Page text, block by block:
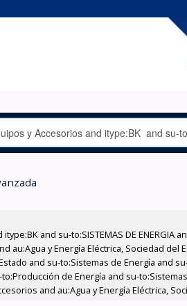
and su-to:SISTEMAS DE ENERGIA
y Energía Eléctrica, Sociedad del
and su-to:Sistemas de Energía and
de Energía and su-
and au:Agua y Energía Eléctrica,